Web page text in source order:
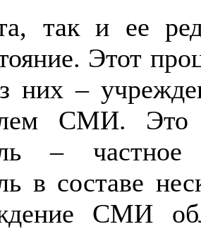
так и ее
Этот
них –
СМИ. Это
–
в составе
СМИ